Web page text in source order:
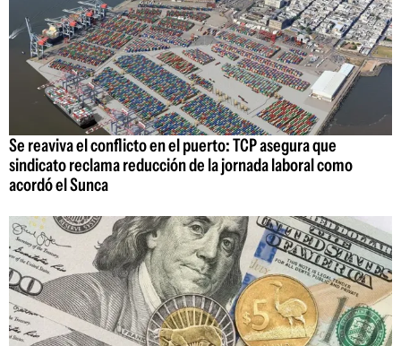
Se reaviva el conflicto en el puerto: TCP asegura que
sindicato reclama reducción de la jornada laboral como
acordó el Sunca